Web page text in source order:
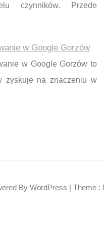
czynników. Przede
w Google Gorzów
w Google Gorzów to
zyskuje na znaczeniu w
By WordPress | Theme :